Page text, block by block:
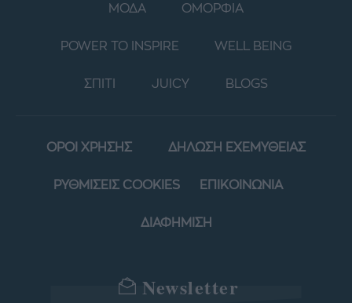
ΜΟΔΑ ΟΜΟΡΦΙΑ
POWER TO INSPIRE WELL BEING
ΣΠΙΤΙ JUICY BLOGS
ΟΡΟΙ ΧΡΗΣΗΣ ΔΗΛΩΣΗ ΕΧΕΜΥΘΕΙΑΣ
ΡΥΘΜΙΣΕΙΣ COOKIES ΕΠΙΚΟΙΝΩΝΙΑ
ΔΙΑΦΗΜΙΣΗ
Newsletter